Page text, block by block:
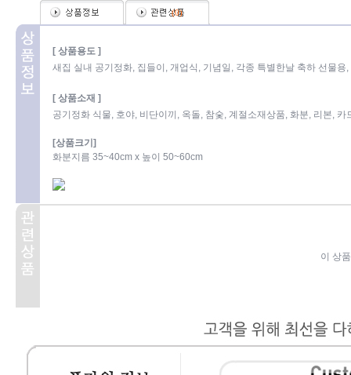
(0)
[ 상품용도 ]
새집 실내 공기정화, 집들이, 개업식, 기념일, 각종 특별한날 축하 선물용
[ 상품소재 ]
공기정화 식물, 호야, 비단이끼, 옥돌, 참숯, 계절소재상품, 화분, 리본, 카
[상품크기]
화분지름 35~40cm x 높이 50~60cm
이 상